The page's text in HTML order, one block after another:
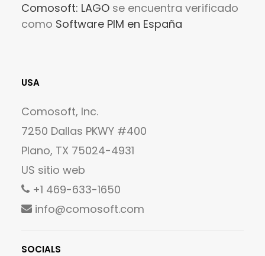
Comosoft: LAGO se encuentra verificado
como Software PIM en España
USA
Comosoft, Inc.
7250 Dallas PKWY #400
Plano, TX 75024-4931
US sitio web
+1 469-633-1650
info@comosoft.com
SOCIALS